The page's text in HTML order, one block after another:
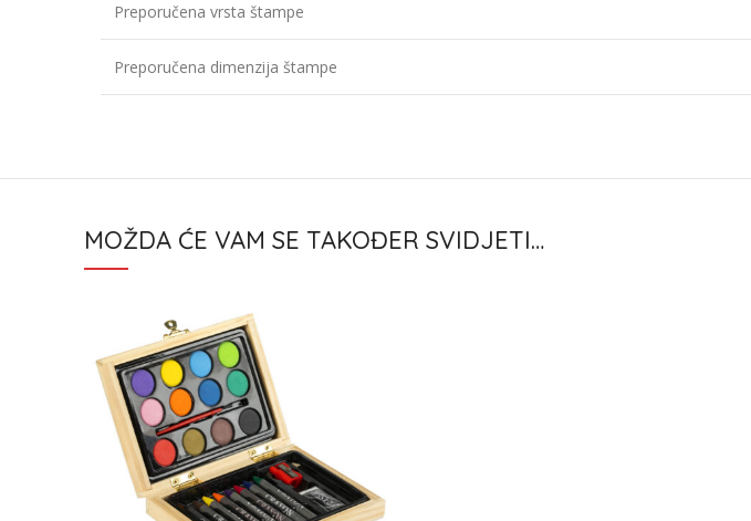
Preporučena vrsta štampe
Preporučena dimenzija štampe
MOŽDA ĆE VAM SE TAKOĐER SVIDJETI…